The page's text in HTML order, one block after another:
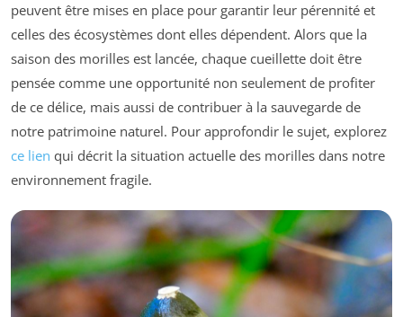
peuvent être mises en place pour garantir leur pérennité et
celles des écosystèmes dont elles dépendent. Alors que la
saison des morilles est lancée, chaque cueillette doit être
pensée comme une opportunité non seulement de profiter
de ce délice, mais aussi de contribuer à la sauvegarde de
notre patrimoine naturel. Pour approfondir le sujet, explorez
ce lien qui décrit la situation actuelle des morilles dans notre
environnement fragile.